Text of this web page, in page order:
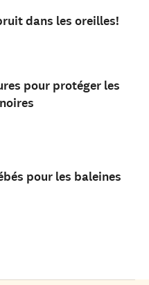
dans les oreilles!
pour protéger les
pour les baleines